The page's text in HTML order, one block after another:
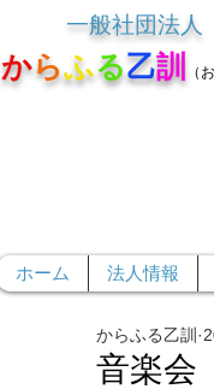
一般社団法人
からふる乙訓 （
ホーム 法人情報
音楽会
からふる乙訓